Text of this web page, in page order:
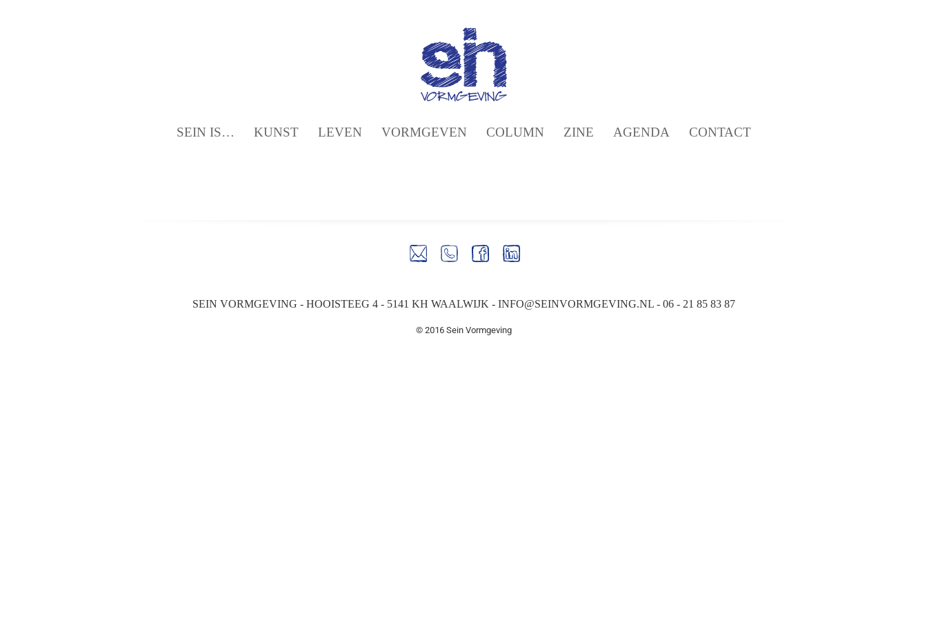
SEIN IS… KUNST LEVEN VORMGEVEN COLUMN ZINE AGENDA CONTACT
SEIN VORMGEVING - HOOISTEEG 4 - 5141 KH WAALWIJK - INFO@SEINVORMGEVING.NL- 06 - 21 85 83 87
© 2016 Sein Vormgeving